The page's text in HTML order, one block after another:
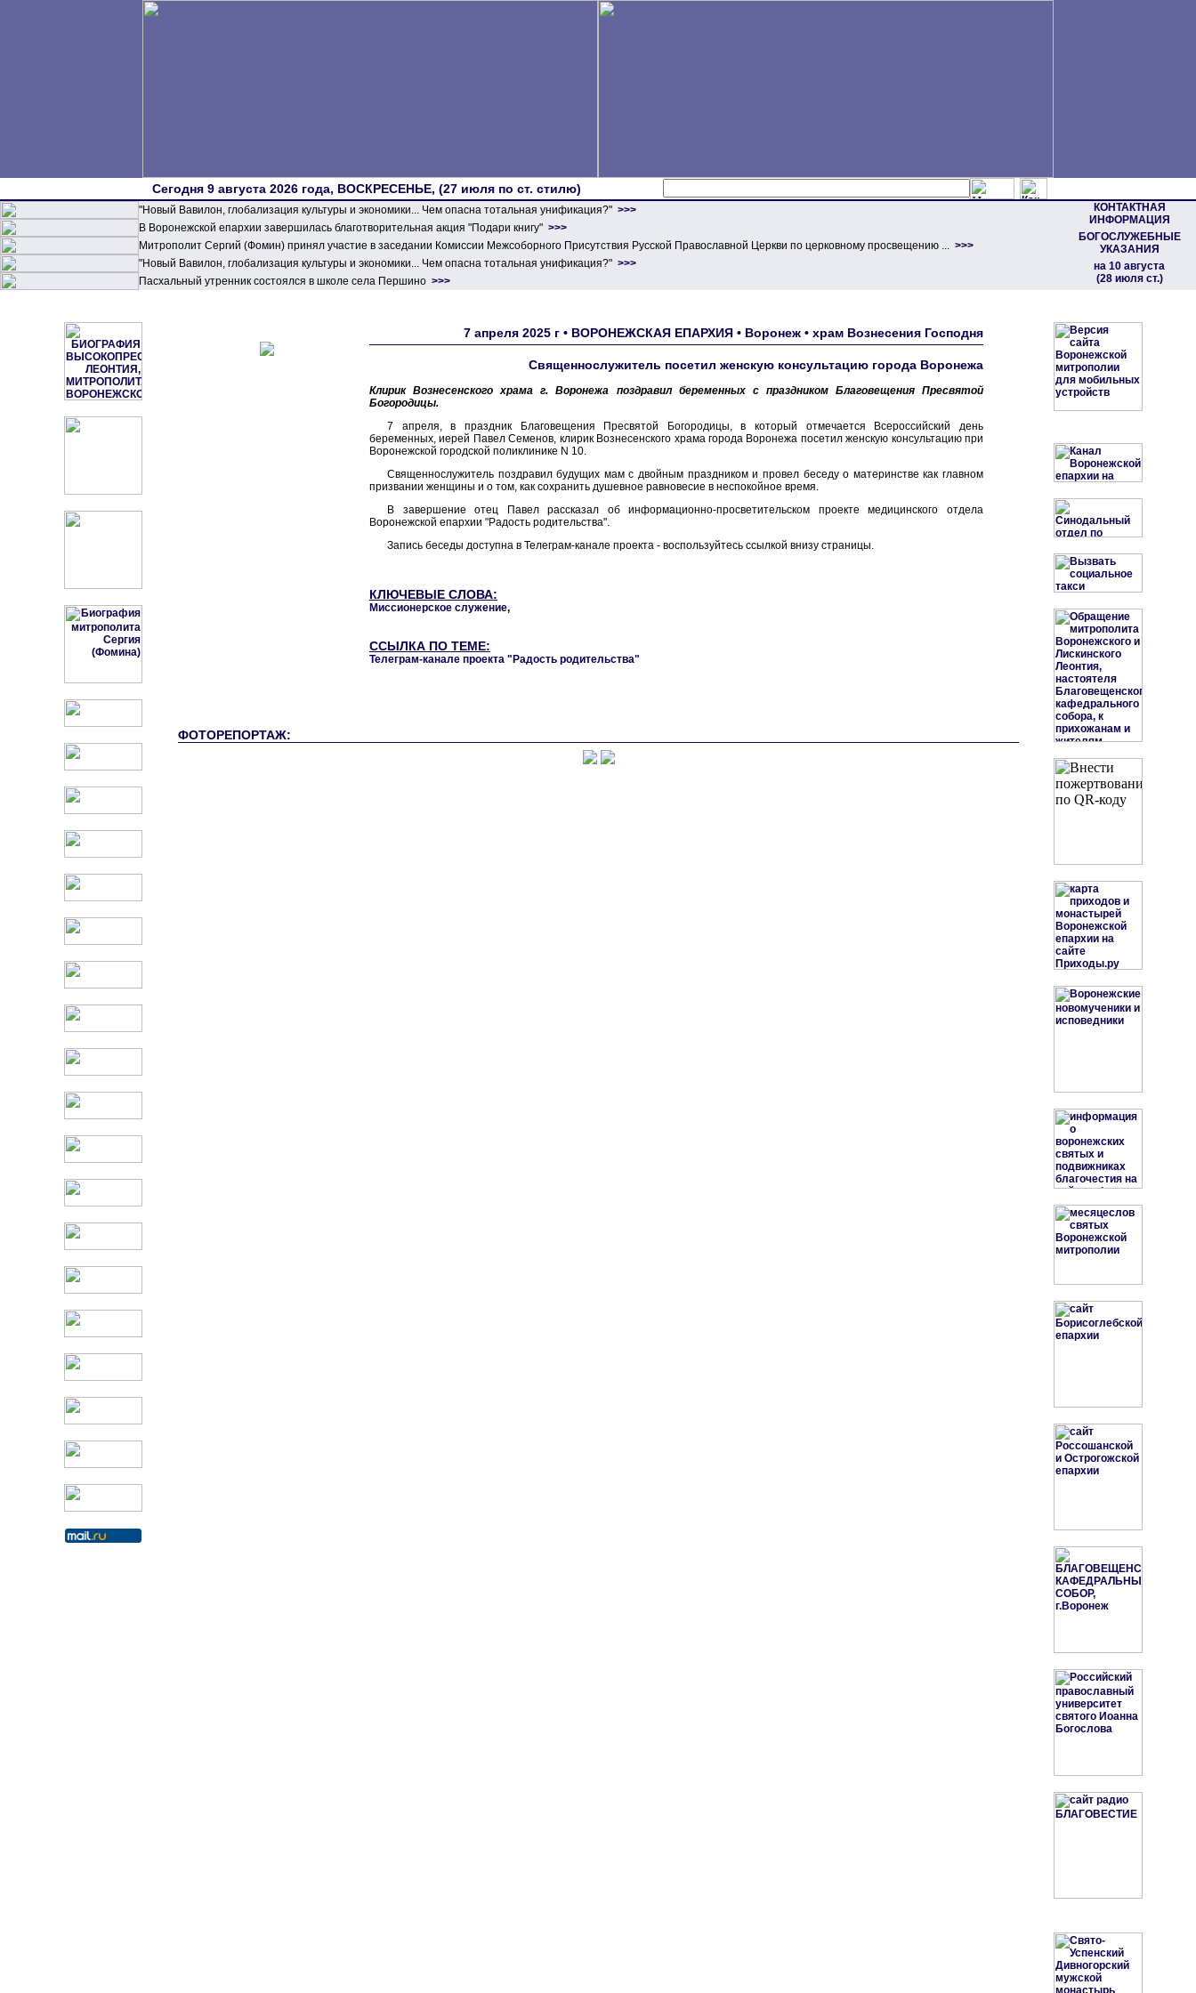
Сегодня 9 августа 2026 года, ВОСКРЕСЕНЬЕ, (27 июля по ст. стилю)
"Новый Вавилон, глобализация культуры и экономики... Чем опасна тотальная унификация?" >>>
КОНТАКТНАЯ
ИНФОРМАЦИЯ
БОГОСЛУЖЕБНЫЕ
УКАЗАНИЯ
на 10 августа
(28 июля ст.)
В Воронежской епархии завершилась благотворительная акция "Подари книгу" >>>
Митрополит Сергий (Фомин) принял участие в заседании Комиссии Межсоборного Присутствия Русской Православной Церкви по церковному просвещению ... >>>
"Новый Вавилон, глобализация культуры и экономики... Чем опасна тотальная унификация?" >>>
Пасхальный утренник состоялся в школе села Першино >>>
7 апреля 2025 г • ВОРОНЕЖСКАЯ ЕПАРХИЯ • Воронеж • храм Вознесения Господня
Священнослужитель посетил женскую консультацию города Воронежа
Клирик Вознесенского храма г. Воронежа поздравил беременных с праздником Благовещения Пресвятой
Богородицы.
7 апреля, в праздник Благовещения Пресвятой Богородицы, в который отмечается Всероссийский день
беременных, иерей Павел Семенов, клирик Вознесенского храма города Воронежа посетил женскую консультацию при
Воронежской городской поликлинике N 10.
Священнослужитель поздравил будущих мам с двойным праздником и провел беседу о материнстве как главном
призвании женщины и о том, как сохранить душевное равновесие в неспокойное время.
В завершение отец Павел рассказал об информационно-просветительском проекте медицинского отдела
Воронежской епархии "Радость родительства".
Запись беседы доступна в Телеграм-канале проекта - воспользуйтесь ссылкой внизу страницы.
КЛЮЧЕВЫЕ СЛОВА:
Миссионерское служение,
ССЫЛКА ПО ТЕМЕ:
Телеграм-канале проекта "Радость родительства"
ФОТОРЕПОРТАЖ: